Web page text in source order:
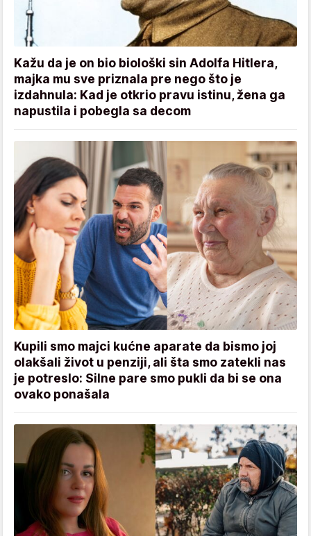
Kažu da je on bio biološki sin Adolfa Hitlera,
majka mu sve priznala pre nego što je
izdahnula: Kad je otkrio pravu istinu, žena ga
napustila i pobegla sa decom
Kupili smo majci kućne aparate da bismo joj
olakšali život u penziji, ali šta smo zatekli nas
je potreslo: Silne pare smo pukli da bi se ona
ovako ponašala